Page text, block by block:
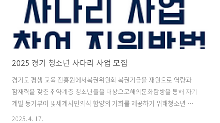
2025 경기 청소년 사다리 사업 모집
경기도 평생 교육 진흥원에서복권위원회 복권기금을 재원으로 역량과
잠재력을 갖춘 취약계층 청소년들을 대상으로해외문화탐방을 통해 자기
계발 동기부여 및세계시민의식 함양의 기회를 제공하기 위해청소년 사
다리 사업을 운영한다고 합니다.요약 : 캐나다와 영국을 3주 동안 체험해
2025. 4. 17.